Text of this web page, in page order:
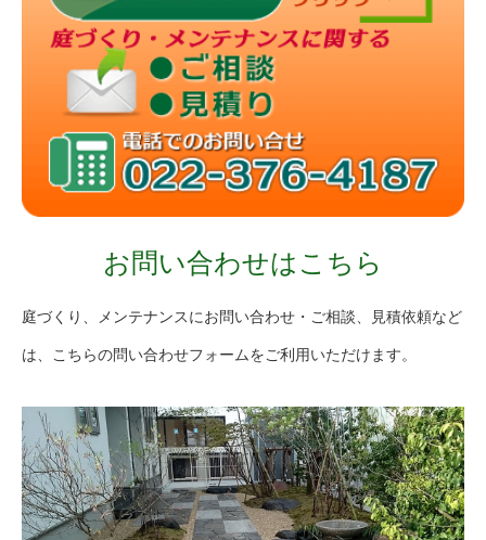
お問い合わせはこちら
庭づくり、メンテナンスにお問い合わせ・ご相談、見積依頼など
は、こちらの問い合わせフォームをご利用いただけます。